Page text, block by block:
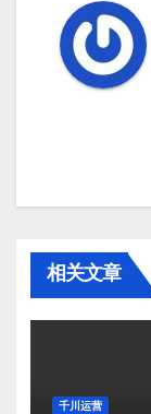
相关文章
千川运营